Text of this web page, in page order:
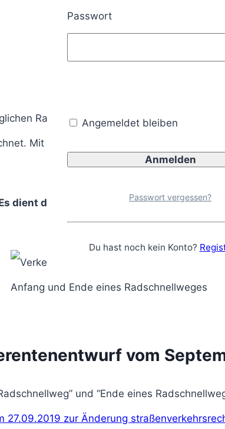
Radfahrern direkte Verbindungen und
Mit der StVO vom April 2020 wurde
dient der Unterrichtung über den Beginn
Anfang und Ende eines Radschnellweges
vom
und “Ende eines
27.09.2019 zur Änderung
Passwort
Angemeldet bleiben
Passwort vergessen?
Du hast noch kein Konto?